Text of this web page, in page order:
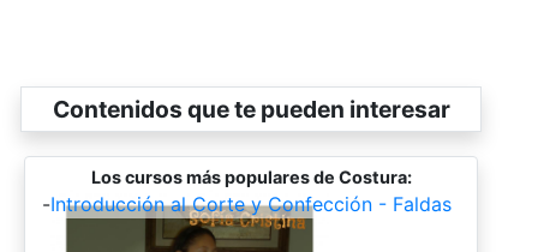
Contenidos que te pueden interesar
Los cursos más populares de Costura:
-Introducción al Corte y Confección - Faldas